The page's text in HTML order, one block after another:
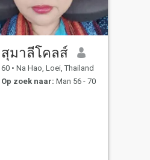
สุมาลีโคลส์
60 • Na Hao, Loei, Thailand
Op zoek naar: Man 56 - 70